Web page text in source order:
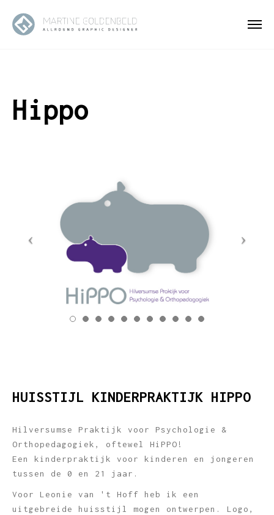
Hippo
HUISSTIJL KINDERPRAKTIJK HIPPO
Hilversumse Praktijk voor Psychologie &
Orthopedagogiek, oftewel HiPPO!
Een kinderpraktijk voor kinderen en jongeren
tussen de 0 en 21 jaar.
Voor Leonie van 't Hoff heb ik een
uitgebreide huisstijl mogen ontwerpen. Logo,